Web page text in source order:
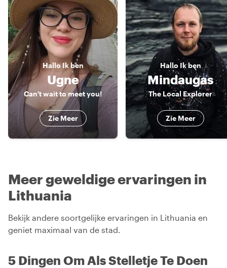
HalloIk ben
Ugne
Can't wait to meet you!
Zie Meer
Hallo Ik ben
Mindaugas
The Local Explorer
Zie Meer
Meer geweldige ervaringen in
Lithuania
Bekijk andere soortgelijke ervaringen in Lithuania en
geniet maximaal van de stad.
5 Dingen Om Als Stelletje Te Doen